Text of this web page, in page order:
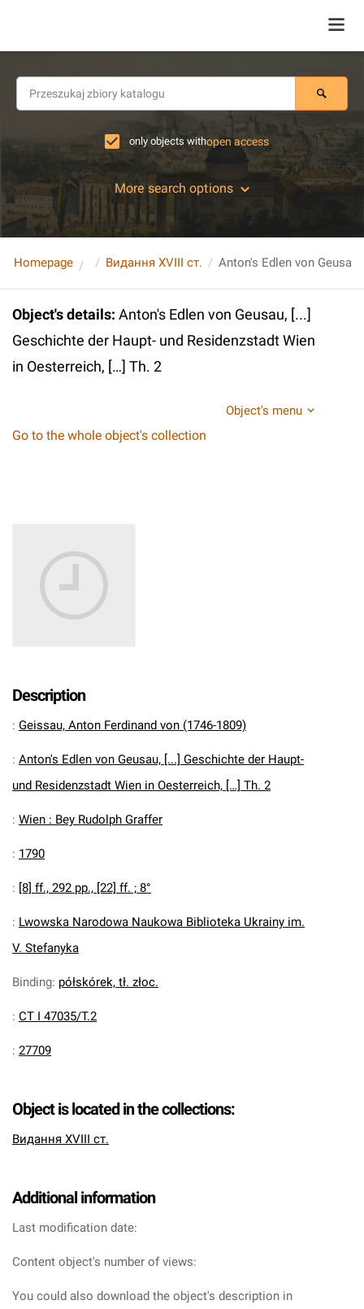
only objects withopen access
More search options
Homepage Видання XVIII ст.
Object's details: Anton's Edlen von Geusau, [...]
Geschichte der Haupt- und Residenzstadt Wien
in Oesterreich, […] Th. 2
Object's menu
Go to the whole object's collection
Description
: Geissau, Anton Ferdinand von (1746-1809)
: Anton's Edlen von Geusau, [...] Geschichte der Haupt-
und Residenzstadt Wien in Oesterreich, […] Th. 2
: Wien : Bey Rudolph Graffer
: 1790
: [8] ff., 292 pp., [22] ff. ; 8°
: Lwowska Narodowa Naukowa Biblioteka Ukrainy im.
V. Stefanyka
Binding: półskórek, tł. złoc.
: CT I 47035/T.2
: 27709
Object is located in the collections:
Видання XVIII ст.
Additional information
Last modification date:
Content object's number of views:
You could also download the object's description in